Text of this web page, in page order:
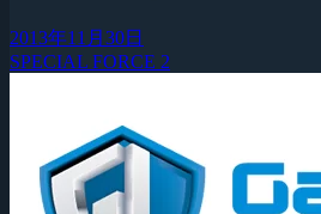
2013年11月30日
SPECIAL FORCE 2